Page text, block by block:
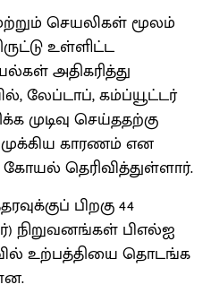
செயலிகள் மூலம்
உள்ளிட்ட
அதிகரித்து
லேப்டாப், கம்ப்யூட்டர்
முடிவு செய்ததற்கு
முக்கிய காரணம் என
தெரிவித்துள்ளார்.
பிறகு 44
நிறுவனங்கள் பிஎல்ஐ
உற்பத்தியை தொடங்க